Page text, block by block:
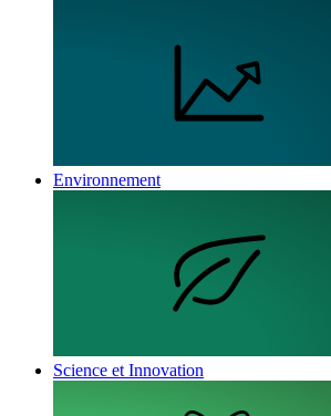
Environnement
Science et Innovation